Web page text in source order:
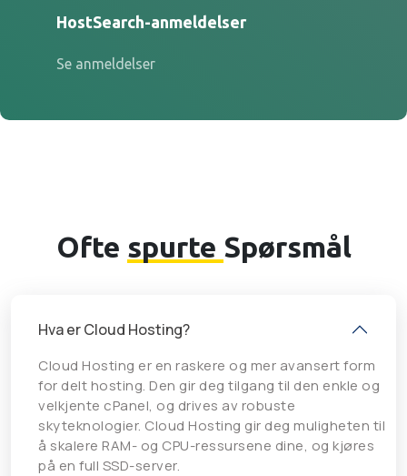
HostSearch-anmeldelser
Se anmeldelser
Ofte spurte Spørsmål
Hva er Cloud Hosting?
Cloud Hosting er en raskere og mer avansert form
for delt hosting. Den gir deg tilgang til den enkle og
velkjente cPanel, og drives av robuste
skyteknologier. Cloud Hosting gir deg muligheten til
å skalere RAM- og CPU-ressursene dine, og kjøres
på en full SSD-server.